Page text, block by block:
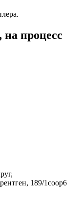
процесс
189/1соор6